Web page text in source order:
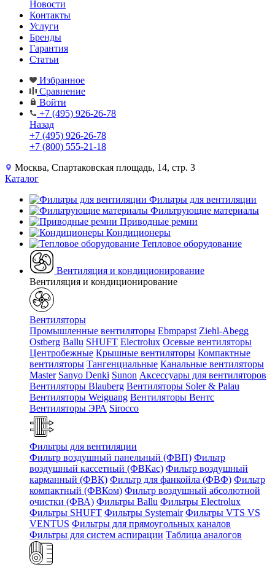
Новости
Контакты
Услуги
Бренды
Гарантия
Статьи
Избранное
Сравнение
Войти
+7 (495) 926-26-78
Назад
+7 (495) 926-26-78
+7 (800) 555-21-18
Москва, Спартаковская площадь, 14, стр. 3
Каталог
Фильтры для вентиляции
Фильтрующие материалы
Приводные ремни
Кондиционеры
Тепловое оборудование
Вентиляция и кондиционирование
Вентиляция и кондиционирование
Вентиляторы
Промышленные вентиляторы Ebmpapst Ziehl-Abegg
Ostberg Ballu SHUFT Electrolux Осевые вентиляторы
Центробежные Крышные вентиляторы Компактные
вентиляторы Тангенциальные Канальные вентиляторы
Master Sanyo Denki Sunon Аксессуары для вентиляторов
Вентиляторы Blauberg Вентиляторы Soler & Palau
Вентиляторы Weiguang Вентиляторы Вентс
Вентиляторы ЭРА Sirocco
Фильтры для вентиляции
Фильтр воздушный панельный (ФВП) Фильтр
воздушный кассетный (ФВКас) Фильтр воздушный
карманный (ФВК) Фильтр для фанкойла (ФВФ) Фильтр
компактный (ФВКом) Фильтр воздушный абсолютной
очистки (ФВА) Фильтры Ballu Фильтры Electrolux
Фильтры SHUFT Фильтры Systemair Фильтры VTS VS
VENTUS Фильтры для прямоугольных каналов
Фильтры для систем аспирации Таблица аналогов